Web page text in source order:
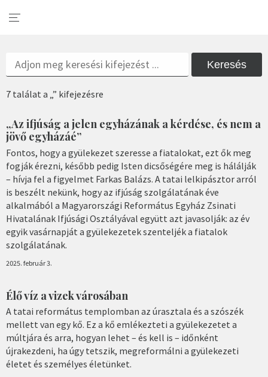
Keresés
7 találat a „” kifejezésre
„Az ifjúság a jelen egyházának a kérdése, és nem a
jövő egyházáé”
Fontos, hogy a gyülekezet szeresse a fiatalokat, ezt ők meg
fogják érezni, később pedig Isten dicsőségére meg is hálálják
– hívja fel a figyelmet Farkas Balázs. A tatai lelkipásztor arról
is beszélt nekünk, hogy az ifjúság szolgálatának éve
alkalmából a Magyarországi Református Egyház Zsinati
Hivatalának Ifjúsági Osztályával együtt azt javasolják: az év
egyik vasárnapját a gyülekezetek szenteljék a fiatalok
szolgálatának.
2025. február 3.
Élő víz a vizek városában
A tatai református templomban az úrasztala és a szószék
mellett van egy kő. Ez a kő emlékezteti a gyülekezetet a
múltjára és arra, hogyan lehet – és kell is – időnként
újrakezdeni, ha úgy tetszik, megreformálni a gyülekezeti
életet és személyes életünket.